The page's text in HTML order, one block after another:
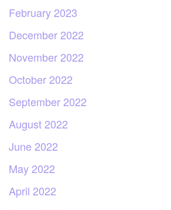
February 2023
December 2022
November 2022
October 2022
September 2022
August 2022
June 2022
May 2022
April 2022